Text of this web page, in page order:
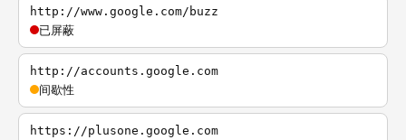
http://www.google.com/buzz
已屏蔽
http://accounts.google.com
间歇性
https://plusone.google.com